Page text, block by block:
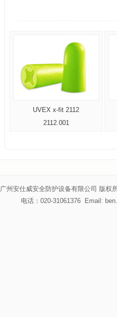
UVEX x-fit 2112
2112.001
广州安仕威安全防护设备有限公司 版权
电话：020-31061376 Email: